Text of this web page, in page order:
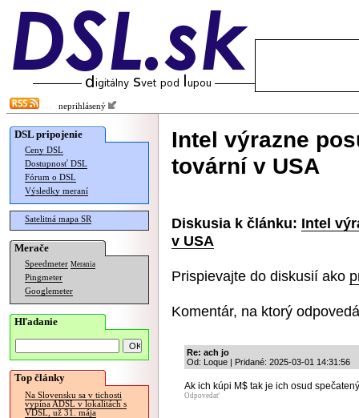
neprihlásený
DSL pripojenie
Ceny DSL
Dostupnosť DSL
Fórum o DSL
Výsledky meraní
Satelitná mapa SR
Merače
Speedmeter Merania
Pingmeter
Googlemeter
Hľadanie
Top články
Na Slovensku sa v tichosti
vypína ADSL v lokalitách s
VDSL, už 31. mája
Intel výrazne
tovární v USA
Diskusia k článku: Intel
v USA
Prispievajte do diskusií ako
Komentár, na ktorý
Re: ach jo
Od: Loque | Pridané: 2025-03-01 14:31:56
Ak ich kúpi M$ tak je ich osud
Odpovedať